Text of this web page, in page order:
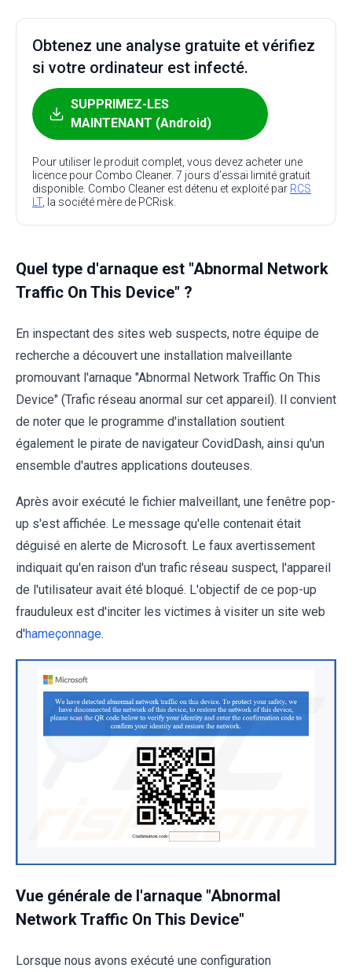
Obtenez une analyse gratuite et vérifiez
si votre ordinateur est infecté.
SUPPRIMEZ-LES
MAINTENANT (Android)
Pour utiliser le produit complet, vous devez acheter une
licence pour Combo Cleaner. 7 jours d’essai limité gratuit
disponible. Combo Cleaner est détenu et exploité par RCS
LT, la société mère de PCRisk.
Quel type d'arnaque est "Abnormal Network
Traffic On This Device" ?
En inspectant des sites web suspects, notre équipe de
recherche a découvert une installation malveillante
promouvant l'arnaque "Abnormal Network Traffic On This
Device" (Trafic réseau anormal sur cet appareil). Il convient
de noter que le programme d'installation soutient
également le pirate de navigateur CovidDash, ainsi qu'un
ensemble d'autres applications douteuses.
Après avoir exécuté le fichier malveillant, une fenêtre pop-
up s'est affichée. Le message qu'elle contenait était
déguisé en alerte de Microsoft. Le faux avertissement
indiquait qu'en raison d'un trafic réseau suspect, l'appareil
de l'utilisateur avait été bloqué. L'objectif de ce pop-up
frauduleux est d'inciter les victimes à visiter un site web
d'hameçonnage.
Vue générale de l'arnaque "Abnormal
Network Traffic On This Device"
Lorsque nous avons exécuté une configuration